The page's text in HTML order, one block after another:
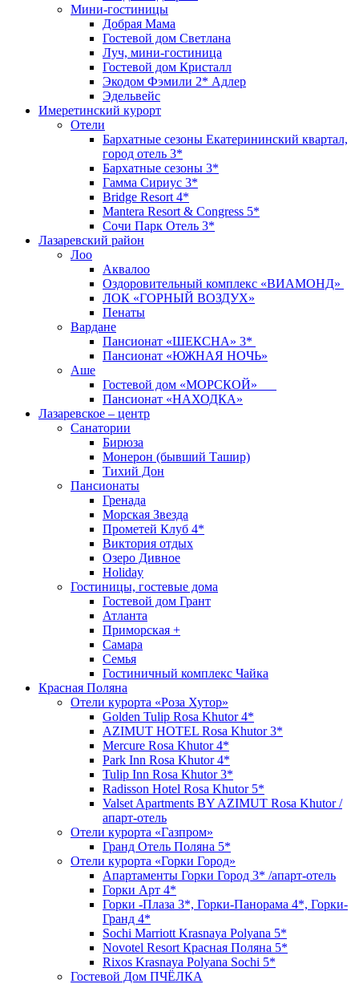
Мини-гостиницы
Добрая Мама
Гостевой дом Светлана
Луч, мини-гостиница
Гостевой дом Кристалл
Экодом Фэмили 2* Адлер
Эдельвейс
Имеретинский курорт
Отели
Бархатные сезоны Екатерининский квартал,
город отель 3*
Бархатные сезоны 3*
Гамма Сириус 3*
Bridge Resort 4*
Mantera Resort & Congress 5*
Сочи Парк Отель 3*
Лазаревский район
Лоо
Аквалоо
Оздоровительный комплекс «ВИАМОНД»
ЛОК «ГОРНЫЙ ВОЗДУХ»
Пенаты
Вардане
Пансионат «ШЕКСНА» 3*
Пансионат «ЮЖНАЯ НОЧЬ»
Аше
Гостевой дом «МОРСКОЙ»
Пансионат «НАХОДКА»
Лазаревское – центр
Санатории
Бирюза
Монерон (бывший Ташир)
Тихий Дон
Пансионаты
Гренада
Морская Звезда
Прометей Клуб 4*
Виктория отдых
Озеро Дивное
Holiday
Гостиницы, гостевые дома
Гостевой дом Грант
Атланта
Приморская +
Самара
Семья
Гостиничный комплекс Чайка
Красная Поляна
Отели курорта «Роза Хутор»
Golden Tulip Rosa Khutor 4*
AZIMUT HOTEL Rosa Khutor 3*
Mercure Rosa Khutor 4*
Park Inn Rosa Khutor 4*
Tulip Inn Rosa Khutor 3*
Radisson Hotel Rosa Khutor 5*
Valset Apartments BY AZIMUT Rosa Khutor /
апарт-отель
Отели курорта «Газпром»
Гранд Отель Поляна 5*
Отели курорта «Горки Город»
Апартаменты Горки Город 3* /апарт-отель
Горки Арт 4*
Горки -Плаза 3*, Горки-Панорама 4*, Горки-
Гранд 4*
Sochi Marriott Krasnaya Polyana 5*
Novotel Resort Красная Поляна 5*
Rixos Krasnaya Polyana Sochi 5*
Гостевой Дом ПЧЁЛКА